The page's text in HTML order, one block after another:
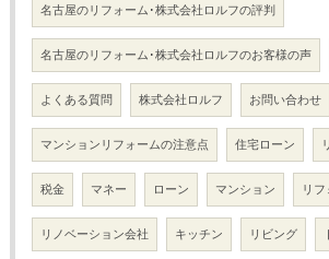
名古屋のリフォーム･株式会社ロルフの評判
名古屋のリフォーム･株式会社ロルフのお客様の声
よくある質問 株式会社ロルフ お問い合わせ
マンションリフォームの注意点 住宅ローン
税金 マネー ローン マンション リ
リノベーション会社 キッチン リビング